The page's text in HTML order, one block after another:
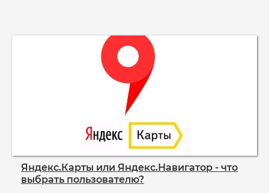
Яндекс.Карты или Яндекс.Навигатор - что
выбрать пользователю?